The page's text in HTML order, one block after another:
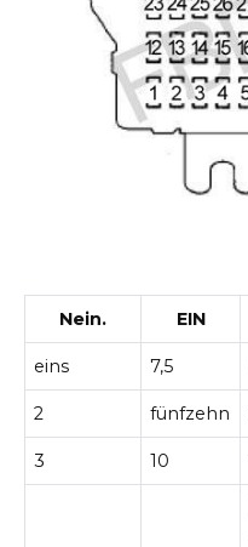
Nein. EIN
eins 7,5
2 fünfzehn
3 10